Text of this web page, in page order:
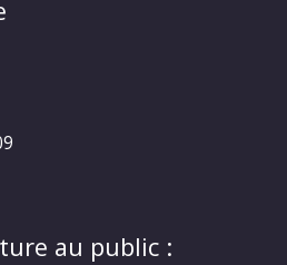
au public :